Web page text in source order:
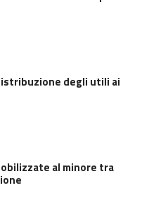
degli utili ai
al minore tra